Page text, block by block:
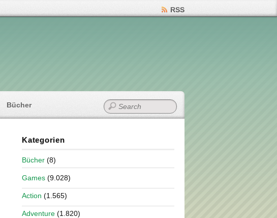
RSS
Bücher
Kategorien
Bücher (8)
Games (9.028)
Action (1.565)
Adventure (1.820)